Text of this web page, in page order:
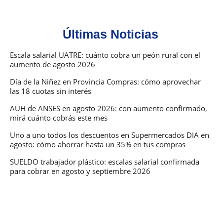
Últimas Noticias
Escala salarial UATRE: cuánto cobra un peón rural con el
aumento de agosto 2026
Día de la Niñez en Provincia Compras: cómo aprovechar
las 18 cuotas sin interés
AUH de ANSES en agosto 2026: con aumento confirmado,
mirá cuánto cobrás este mes
Uno a uno todos los descuentos en Supermercados DIA en
agosto: cómo ahorrar hasta un 35% en tus compras
SUELDO trabajador plástico: escalas salarial confirmada
para cobrar en agosto y septiembre 2026